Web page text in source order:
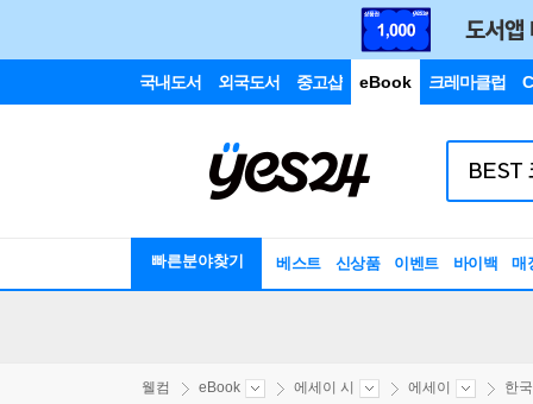
국내도서 외국도서 중고샵 eBook 크레마클럽
빠른분야찾기 베스트 신상품 이벤트 바이백 매
웰컴 eBook 에세이 시 에세이 한